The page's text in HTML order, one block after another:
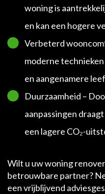
woning is
en kan een hogere
Verbeterd
moderne
en aangenamere
Duurzaamheid –
aanpassingen
een lagere CO₂-
Wilt u uw woning
betrouwbare partner?
een vrijblijvend